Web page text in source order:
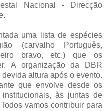
Nacional - Direcção
uma lista de espécies
(carvalho Português,
bravo, etc.) que os
A organização da DBR
altura após o evento.
que envolve desde os
institucionais, às juntas de
vamos contribuir para